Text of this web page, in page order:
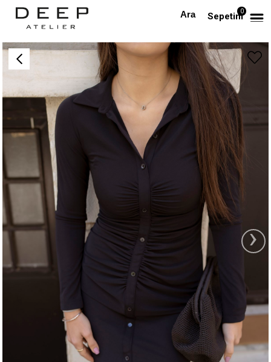
Sepetim0
Anasayfa Büzgülü Siyah Mini Elbise
›